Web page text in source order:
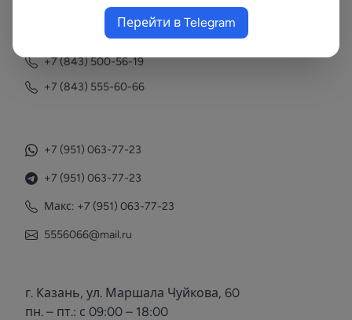
+7 (843) 558-78-43
+7 (843) 500-56-19
+7 (843) 555-60-66
+7 (951) 063-77-23
+7 (951) 063-77-23
Макс: +7 (951) 063-77-23
5556066@mail.ru
г. Казань, ул. Маршала Чуйкова, 60
пн. – пт.: с 09:00 – 18:00
Перейти в Telegram